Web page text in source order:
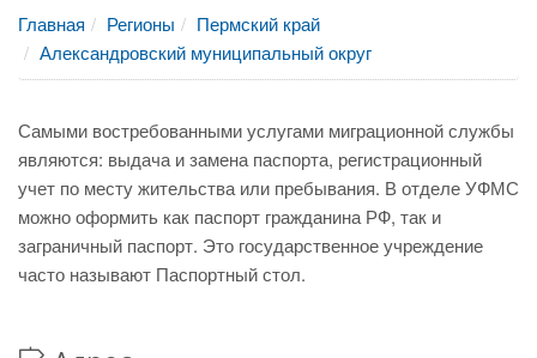
Главная Регионы
Пермский край
Александровский муниципальный округ
Самыми востребованными услугами миграционной службы
являются: выдача и замена паспорта, регистрационный
учет по месту жительства или пребывания. В отделе УФМС
можно оформить как паспорт гражданина РФ, так и
заграничный паспорт. Это государственное учреждение
часто называют Паспортный стол.